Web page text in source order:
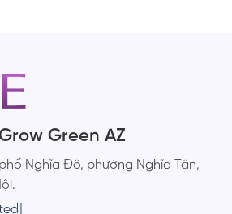
Green AZ
Nghĩa Đô, phường Nghĩa Tân,